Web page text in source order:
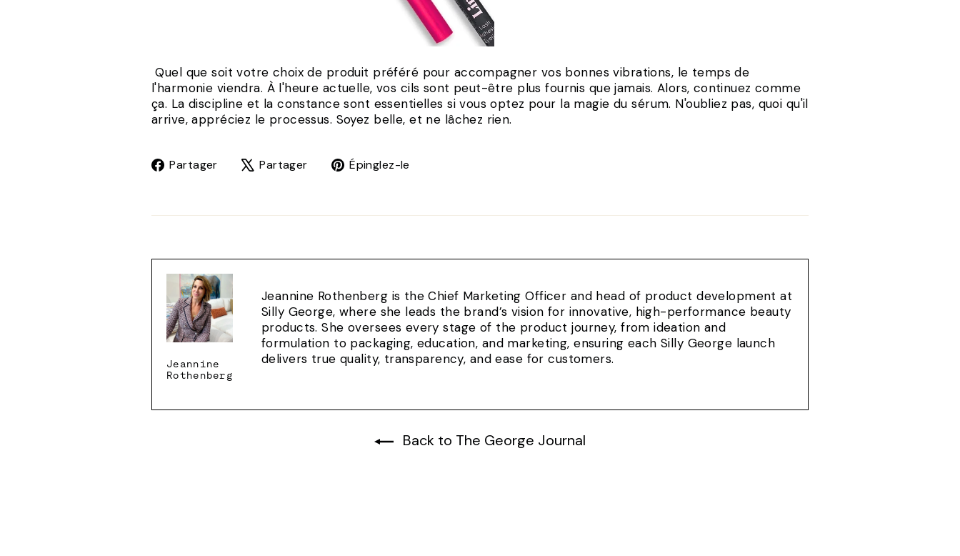
Quel que soit votre choix de produit préféré pour accompagner vos bonnes vibrations, le temps de
l'harmonie viendra. À l'heure actuelle, vos cils sont peut-être plus fournis que jamais. Alors, continuez comme
ça. La discipline et la constance sont essentielles si vous optez pour la magie du sérum. N'oubliez pas, quoi qu'il
arrive, appréciez le processus. Soyez belle, et ne lâchez rien.
Partager
PartagerPartager
TweetÉpinglez-le
Jeannine
Rothenberg
Jeannine Rothenberg is the Chief Marketing Officer and head of product development at
Silly George, where she leads the brand’s vision for innovative, high-performance beauty
products. She oversees every stage of the product journey, from ideation and
formulation to packaging, education, and marketing, ensuring each Silly George launch
delivers true quality, transparency, and ease for customers.
Back to The George Journal